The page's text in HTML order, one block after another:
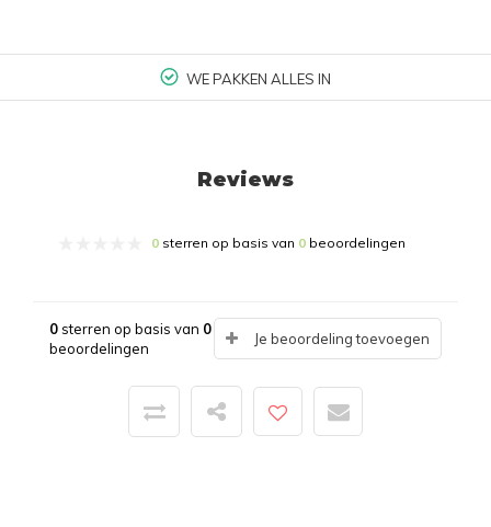
WE PAKKEN ALLES IN
Reviews
0 sterren op basis van 0 beoordelingen
0sterren op basis van 0
beoordelingen
Je beoordeling toevoegen